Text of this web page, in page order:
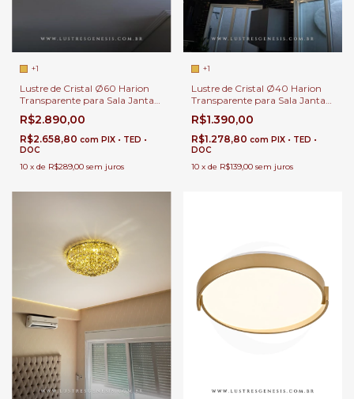
+1
Lustre de Cristal Ø60 Harion
Transparente para Sala Jantar |
Sala de Estar | Hall de Entrada |
Quartos
R$2.890,00
R$2.658,80 com PIX • TED •
DOC
10 x de R$289,00 sem juros
+1
Lustre de Cristal Ø40 Harion
Transparente para Sala Jantar |
Sala de Estar | Hall de Entrada |
Quartos
R$1.390,00
R$1.278,80 com PIX • TED •
DOC
10 x de R$139,00 sem juros